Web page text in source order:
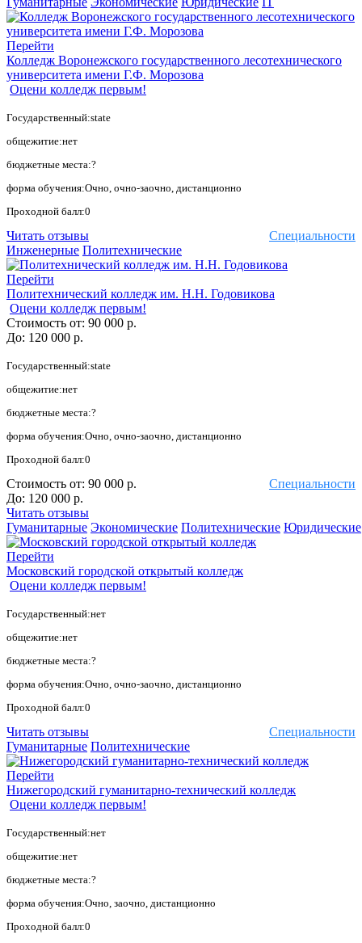
Перейти
Колледж Воронежского государственного лесотехнического
университета имени Г.Ф. Морозова
Оцени колледж первым!
Государственный:state
общежитие:нет
бюджетные места:?
форма обучения:Очно, очно-заочно, дистанционно
Проходной балл:0
Специальности
Читать отзывы
Инженерные Политехнические
Перейти
Политехнический колледж им. Н.Н. Годовикова
Оцени колледж первым!
Стоимость от: 90 000 р.
До: 120 000 р.
Государственный:state
общежитие:нет
бюджетные места:?
форма обучения:Очно, очно-заочно, дистанционно
Проходной балл:0
Специальности
Стоимость от: 90 000 р.
До: 120 000 р.
Читать отзывы
Гуманитарные Экономические Политехнические Юридические
Перейти
Московский городской открытый колледж
Оцени колледж первым!
Государственный:нет
общежитие:нет
бюджетные места:?
форма обучения:Очно, очно-заочно, дистанционно
Проходной балл:0
Специальности
Читать отзывы
Гуманитарные Политехнические
Перейти
Нижегородский гуманитарно-технический колледж
Оцени колледж первым!
Государственный:нет
общежитие:нет
бюджетные места:?
форма обучения:Очно, заочно, дистанционно
Проходной балл:0